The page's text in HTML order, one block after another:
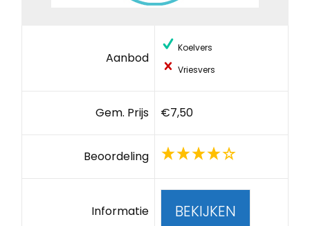
Aanbod
Koelvers
Vriesvers
Gem. Prijs €7,50
Beoordeling
Informatie BEKIJKEN